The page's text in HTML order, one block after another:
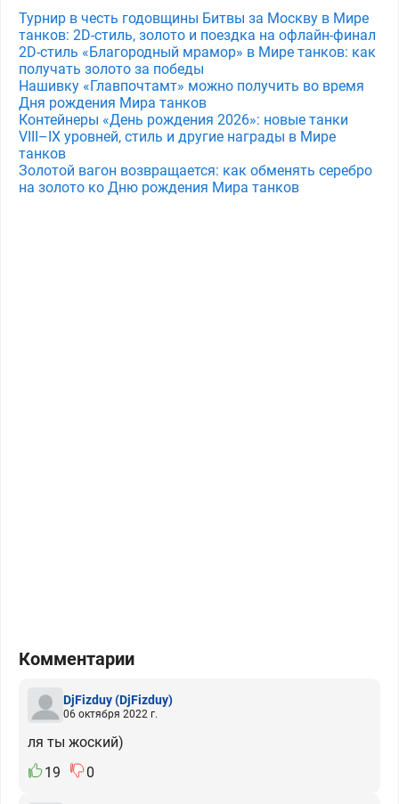
Турнир в честь годовщины Битвы за Москву в Мире
танков: 2D-стиль, золото и поездка на офлайн-финал
2D-стиль «Благородный мрамор» в Мире танков: как
получать золото за победы
Нашивку «Главпочтамт» можно получить во время
Дня рождения Мира танков
Контейнеры «День рождения 2026»: новые танки
VIII–IX уровней, стиль и другие награды в Мире
танков
Золотой вагон возвращается: как обменять серебро
на золото ко Дню рождения Мира танков
Комментарии
DjFizduy(DjFizduy)
06 октября 2022 г.
ля ты жоский)
19
0